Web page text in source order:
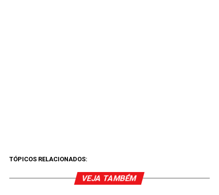
TÓPICOS RELACIONADOS:
VEJA TAMBÉM